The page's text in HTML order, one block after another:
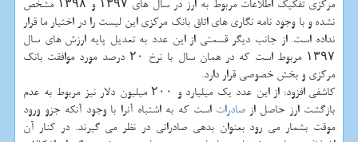
مرکزی تفکیک اطلاعات مربوط به ارز در سال های ۱۳۹۷ و ۱۳۹۸ مشخص
نشده و با وجود نامه نگاری های اتاق بانک مرکزی این لیست را در اختیار ما قرار
نداده است. از جانب دیگر قسمتی از این عدد به تعدیل پایه ارزش های سال
۱۳۹۷ مربوط است که در همان سال با نرخ ۲۰ درصد مورد موافقت بانک
مرکزی و بخش خصوصی قرار دارد.
کاشفی افزود: از این عدد یک میلیارد و ۲۰۰ میلیون دلار نیز مربوط به عدم
بازگشت ارز حاصل ازصادرات است که به اشتباه آنرا با وجود آنکه جزو ورود
موقت بشمار می رود بعنوان بدهی صادراتی در نظر می گیرند. در کنار آن